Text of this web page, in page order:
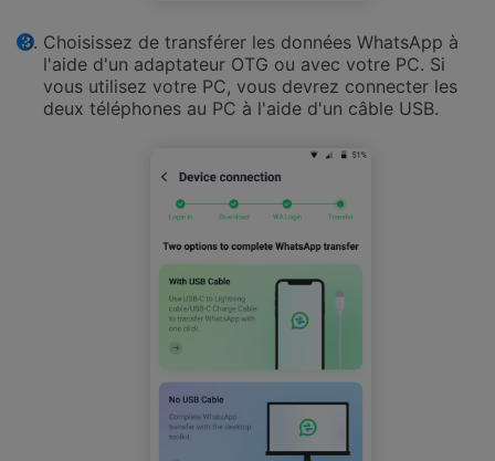
Choisissez de transférer les données WhatsApp à
l'aide d'un adaptateur OTG ou avec votre PC. Si
vous utilisez votre PC, vous devrez connecter les
deux téléphones au PC à l'aide d'un câble USB.